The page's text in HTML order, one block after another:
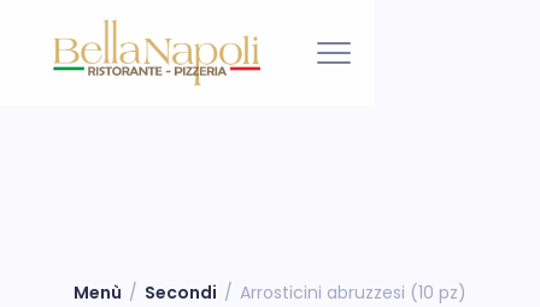
Menù / Secondi / Arrosticini abruzzesi (10 pz)